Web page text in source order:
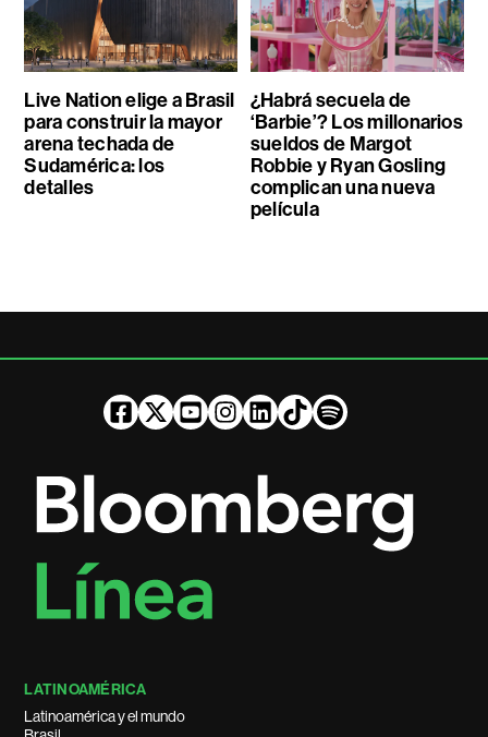
Live Nation elige a Brasil
para construir la mayor
arena techada de
Sudamérica: los
detalles
¿Habrá secuela de
‘Barbie’? Los millonarios
sueldos de Margot
Robbie y Ryan Gosling
complican una nueva
película
LATINOAMÉRICA
Latinoamérica y el mundo